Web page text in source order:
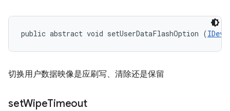
public abstract void setUserDataFlashOption (
切换用户数据映像是应刷写、清除还是保留
setWipeTimeout